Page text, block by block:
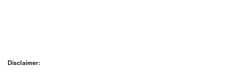
Disclaimer: